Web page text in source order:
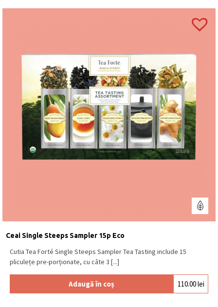
Ceai Single Steeps Sampler 15p Eco
Cutia Tea Forté Single Steeps Sampler Tea Tasting include 15
pliculețe pre-porționate, cu câte 3 [...]
Adaugă în coș 110.00lei